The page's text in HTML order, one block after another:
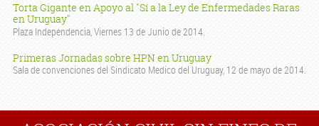
Torta Gigante en Apoyo al "Sí a la Ley de Enfermedades Raras
en Uruguay"
Plaza Independencia, Viernes 13 de Junio de 2014.
Primeras Jornadas sobre HPN en Uruguay
Sala de convenciones del Sindicato Medico del Uruguay, 12 de mayo de 2014.